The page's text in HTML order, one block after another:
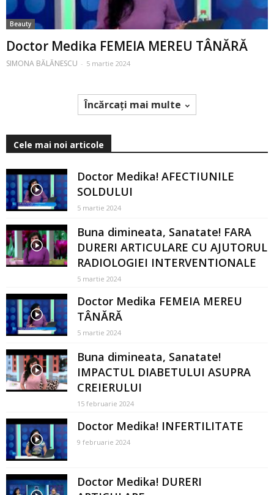
Beauty
Doctor Medika FEMEIA MEREU TÂNĂRĂ
SIMONA BĂLĂNESCU - 5 martie 2024
Încărcați mai multe
Cele mai noi articole
Doctor Medika! AFECTIUNILE
SOLDULUI
5 martie 2024
Buna dimineata, Sanatate! FARA
DURERI ARTICULARE CU AJUTORUL
RADIOLOGIEI INTERVENTIONALE
5 martie 2024
Doctor Medika FEMEIA MEREU
TÂNĂRĂ
5 martie 2024
Buna dimineata, Sanatate!
IMPACTUL DIABETULUI ASUPRA
CREIERULUI
15 februarie 2024
Doctor Medika! INFERTILITATE
9 februarie 2024
Doctor Medika! DURERI